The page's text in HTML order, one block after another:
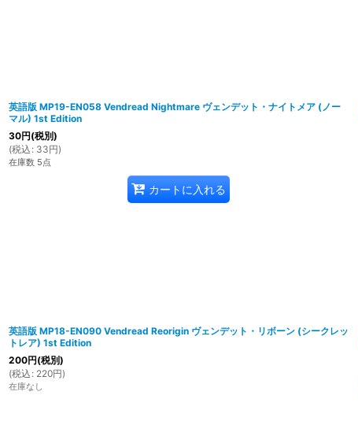
英語版 MP19-EN058 Vendread Nightmare ヴェンデット・ナイトメア (ノー
マル) 1st Edition
30円(税別)
(税込 : 33円)
在庫数 5点
カートに入れる
英語版 MP18-EN090 Vendread Reorigin ヴェンデット・リボーン (シークレッ
トレア) 1st Edition
200円(税別)
(税込 : 220円)
在庫なし